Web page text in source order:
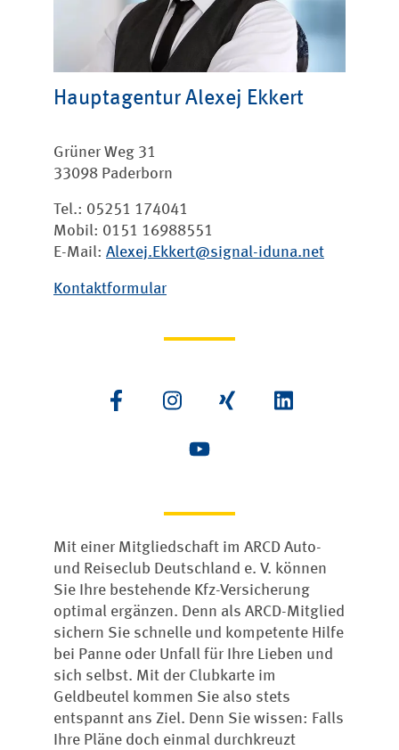
Hauptagentur Alexej Ekkert
Grüner Weg 31
33098 Paderborn
Tel.: 05251 174041
Mobil: 0151 16988551
E-Mail: Alexej.Ekkert@signal-iduna.net
Kontaktformular
Mit einer Mitgliedschaft im ARCD Auto-
und Reiseclub Deutschland e. V. können
Sie Ihre bestehende Kfz-Versicherung
optimal ergänzen. Denn als ARCD-Mitglied
sichern Sie schnelle und kompetente Hilfe
bei Panne oder Unfall für Ihre Lieben und
sich selbst. Mit der Clubkarte im
Geldbeutel kommen Sie also stets
entspannt ans Ziel. Denn Sie wissen: Falls
Ihre Pläne doch einmal durchkreuzt